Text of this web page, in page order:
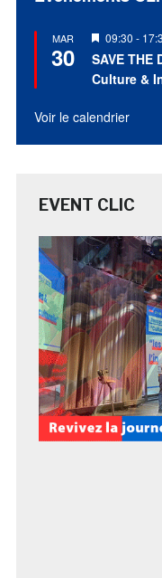
MAR
30
Mis
en
avant
09:30 -
SAVE THE
Culture &
Voir le calendrier
EVENT CLIC